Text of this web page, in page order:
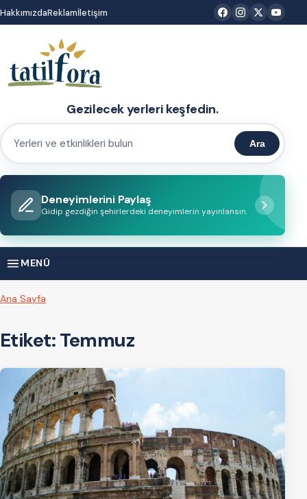
İçeriğe
atla
HakkımızdaReklamİletişim
Gezilecek yerleri keşfedin.
Yerleri
etkinlikleri
bulun
Ara
Deneyimlerini Paylaş
Gidip gezdiğin şehirlerdeki deneyimlerin yayınlansın.
MENÜ
Ana Sayfa
Etiket:Temmuz